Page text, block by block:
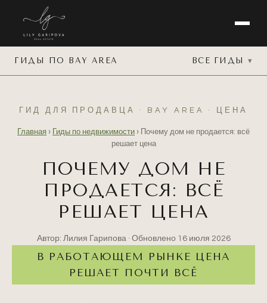
ГИДЫ ПО BAY AREA ВСЕ ГИДЫ
ГИД ДЛЯ ПРОДАВЦА · BAY AREA · ЦЕНА
Главная › Гиды по недвижимости ›
Почему дом не продается: всё
решает цена
ПОЧЕМУ ДОМ НЕ
ПРОДАЕТСЯ: ВСЁ
РЕШАЕТ ЦЕНА
Автор: Лилия Гарипова · Обновлено 16 июля 2026
В РАБОТАЮЩЕМ РЫНКЕ ЦЕНА
РЕШАЕТ ПОЧТИ ВСЁ